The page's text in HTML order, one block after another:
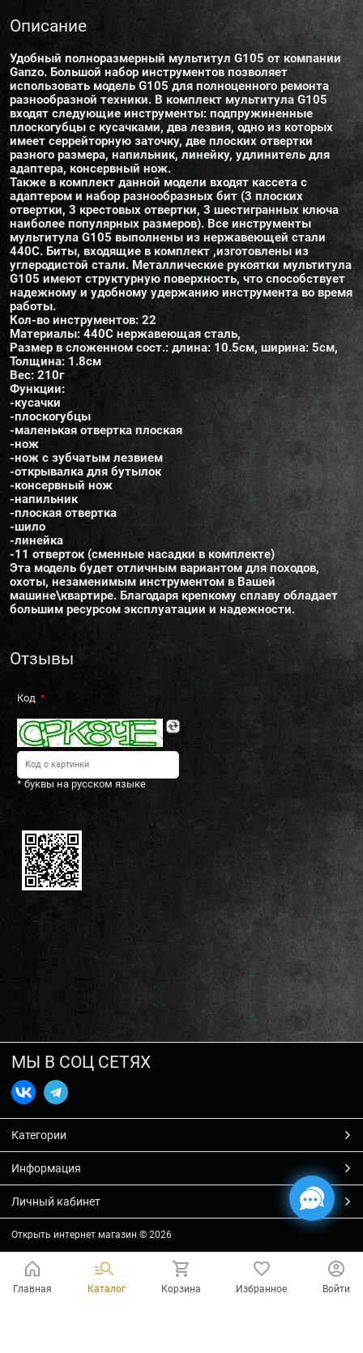
Описание
Удобный полноразмерный мультитул G105 от компании
Ganzo. Большой набор инструментов позволяет
использовать модель G105 для полноценного ремонта
разнообразной техники. В комплект мультитула G105
входят следующие инструменты: подпружиненные
плоскогубцы с кусачками, два лезвия, одно из которых
имеет серрейторную заточку, две плоских отвертки
разного размера, напильник, линейку, удлинитель для
адаптера, консервный нож.
Также в комплект данной модели входят кассета с
адаптером и набор разнообразных бит (3 плоских
отвертки, 3 крестовых отвертки, 3 шестигранных ключа
наиболее популярных размеров). Все инструменты
мультитула G105 выполнены из нержавеющей стали
440С. Биты, входящие в комплект ,изготовлены из
углеродистой стали. Металлические рукоятки мультитула
G105 имеют структурную поверхность, что способствует
надежному и удобному удержанию инструмента во время
работы.
Кол-во инструментов: 22
Материалы: 440C нержавеющая сталь,
Размер в сложенном сост.: длина: 10.5см, ширина: 5см,
Толщина: 1.8см
Вес: 210г
Функции:
-кусачки
-плоскогубцы
-маленькая отвертка плоская
-нож
-нож с зубчатым лезвием
-открывалка для бутылок
-консервный нож
-напильник
-плоская отвертка
-шило
-линейка
-11 отверток (сменные насадки в комплекте)
Эта модель будет отличным вариантом для походов,
охоты, незаменимым инструментом в Вашей
машине\квартире. Благодаря крепкому сплаву обладает
большим ресурсом эксплуатации и надежности.
Отзывы
Код
* буквы на русском языке
МЫ В СОЦ СЕТЯХ
Категории
Информация
Личный кабинет
Открыть интернет магазин © 2026
Главная Каталог Корзина Избранное Войти